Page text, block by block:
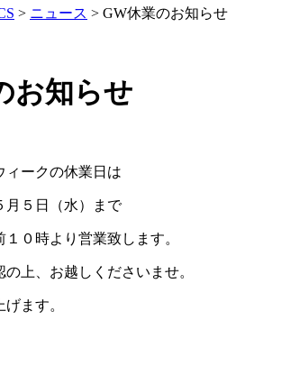
> ニュース > GW休業のお知らせ
お知らせ
ィークの休業日は
月５日（水）まで
０時より営業致します。
上、お越しくださいませ。
ます。